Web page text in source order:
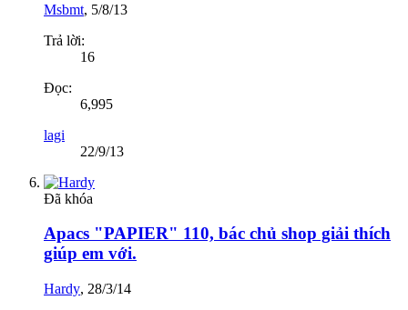
Msbmt, 5/8/13
Trả lời:
16
Đọc:
6,995
lagi
22/9/13
Đã khóa
Apacs "PAPIER" 110, bác chủ shop giải thích
giúp em với.
Hardy, 28/3/14